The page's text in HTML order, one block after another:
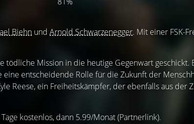
Biehn und Arnold Schwarzenegger. Mit einer FSK-
kostenlos, dann 5.99/Monat (Partnerlink).
tödliche Mission in die heutige Gegenwart geschickt.
eine entscheidende Rolle für die Zukunft der
Reese, ein Freiheitskämpfer, der ebenfalls aus der